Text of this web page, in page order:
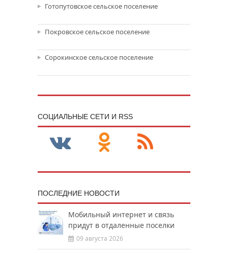
Готопутовское сельское поселение
Покровское сельское поселение
Сорокинское сельское поселение
CОЦИАЛЬНЫЕ СЕТИ И RSS
ПОСЛЕДНИЕ НОВОСТИ
Мобильный интернет и связь
придут в отдаленные поселки
09 августа 2026